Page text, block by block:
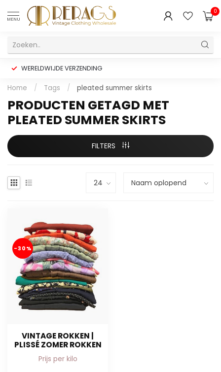
MENU
0
WERELDWIJDE VERZENDING
Home / Tags / pleated summer skirts
PRODUCTEN GETAGD MET
PLEATED SUMMER SKIRTS
FILTERS
-30%
VINTAGE ROKKEN |
PLISSÉ ZOMER ROKKEN
Prijs per kilo